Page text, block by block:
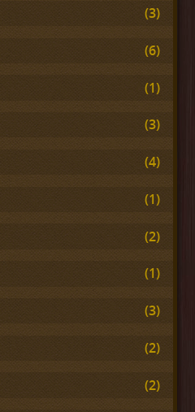
(3)
(6)
(1)
(3)
(4)
(1)
(2)
(1)
(3)
(2)
(2)